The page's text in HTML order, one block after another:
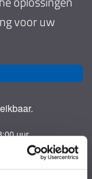
voor uw
uur
uur
uur
uur